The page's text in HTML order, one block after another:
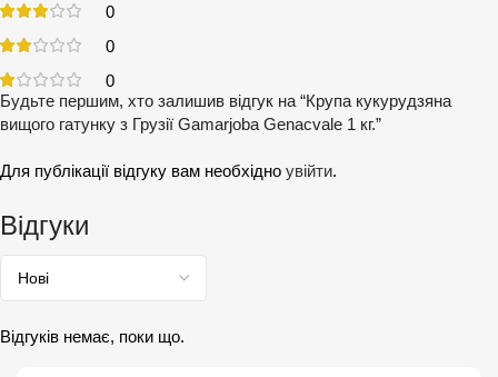
0
0
0
Відгуки
Відгуків немає, поки що.
Будьте першим, хто залишив відгук на “Крупа кукурудзяна
вищого гатунку з Грузії Gamarjoba Genacvale 1 кг.”
Для публікації відгуку вам необхідно увійти.